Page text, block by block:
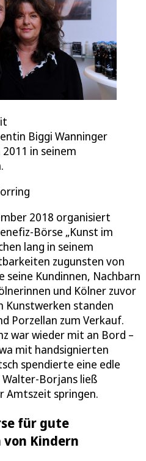
Biggi Wanninger
in seinem
2018 organisiert
Börse „Kunst im
lang in seinem
zugunsten von
seine Kundinnen, Nachbarn
und Kölner zuvor
Kunstwerken standen
Porzellan zum Verkauf.
war wieder mit an Bord –
mit handsignierten
spendierte eine edle
Borjans ließ
Amtszeit springen.
für gute
von Kindern